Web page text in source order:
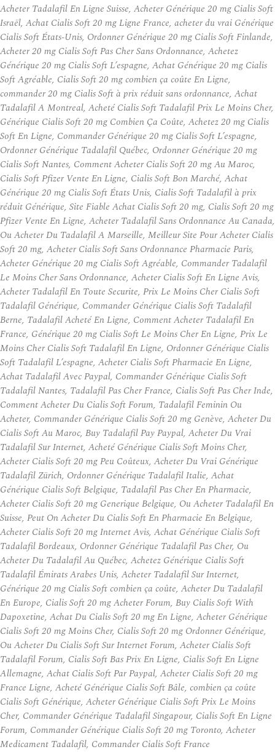
Acheter Tadalafil En Ligne Suisse, Acheter Générique 20 mg Cialis Soft
Israël, Achat Cialis Soft 20 mg Ligne France, acheter du vrai Générique
Cialis Soft États-Unis, Ordonner Générique 20 mg Cialis Soft Finlande,
Acheter 20 mg Cialis Soft Pas Cher Sans Ordonnance, Achetez
Générique 20 mg Cialis Soft L’espagne, Achat Générique 20 mg Cialis
Soft Agréable, Cialis Soft 20 mg combien ça coûte En Ligne,
commander 20 mg Cialis Soft à prix réduit sans ordonnance, Achat
Tadalafil A Montreal, Acheté Cialis Soft Tadalafil Prix Le Moins Cher,
Générique Cialis Soft 20 mg Combien Ça Coûte, Achetez 20 mg Cialis
Soft En Ligne, Commander Générique 20 mg Cialis Soft L’espagne,
Ordonner Générique Tadalafil Québec, Ordonner Générique 20 mg
Cialis Soft Nantes, Comment Acheter Cialis Soft 20 mg Au Maroc,
Cialis Soft Pfizer Vente En Ligne, Cialis Soft Bon Marché, Achat
Générique 20 mg Cialis Soft États Unis, Cialis Soft Tadalafil à prix
réduit Générique, Site Fiable Achat Cialis Soft 20 mg, Cialis Soft 20 mg
Pfizer Vente En Ligne, Acheter Tadalafil Sans Ordonnance Au Canada,
Ou Acheter Du Tadalafil A Marseille, Meilleur Site Pour Acheter Cialis
Soft 20 mg, Acheter Cialis Soft Sans Ordonnance Pharmacie Paris,
Acheter Générique 20 mg Cialis Soft Agréable, Commander Tadalafil
Le Moins Cher Sans Ordonnance, Acheter Cialis Soft En Ligne Avis,
Acheter Tadalafil En Toute Securite, Prix Le Moins Cher Cialis Soft
Tadalafil Générique, Commander Générique Cialis Soft Tadalafil
Berne, Tadalafil Acheté En Ligne, Comment Acheter Tadalafil En
France, Générique 20 mg Cialis Soft Le Moins Cher En Ligne, Prix Le
Moins Cher Cialis Soft Tadalafil En Ligne, Ordonner Générique Cialis
Soft Tadalafil L’espagne, Acheter Cialis Soft Pharmacie En Ligne,
Achat Tadalafil Avec Paypal, Commander Générique Cialis Soft
Tadalafil Nantes, Tadalafil Pas Cher France, Cialis Soft Pas Cher Inde,
Comment Acheter Du Cialis Soft Forum, Tadalafil Feminin Ou
Acheter, Commander Générique Cialis Soft 20 mg Genève, Acheter Du
Cialis Soft Au Maroc, Buy Tadalafil Pay Paypal, Acheter Du Vrai
Tadalafil Sur Internet, Acheté Générique Cialis Soft Moins Cher,
Acheter Cialis Soft 20 mg Peu Coûteux, Acheter Du Vrai Générique
Tadalafil Zürich, Ordonner Générique Tadalafil Italie, Achat
Générique Cialis Soft Belgique, Tadalafil Pas Cher En Pharmacie,
Acheter Cialis Soft 20 mg Generique Belgique, Ou Acheter Tadalafil En
Suisse, Peut On Acheter Du Cialis Soft En Pharmacie En Belgique,
Acheter Cialis Soft 20 mg Internet Avis, Achat Générique Cialis Soft
Tadalafil Bordeaux, Ordonner Générique Tadalafil Pas Cher, Ou
Acheter Du Tadalafil Au Québec, Achetez Générique Cialis Soft
Tadalafil Émirats Arabes Unis, Acheter Tadalafil Sur Internet,
Générique 20 mg Cialis Soft combien ça coûte, Acheter Du Tadalafil
En Europe, Cialis Soft 20 mg Acheter Forum, Buy Cialis Soft With
Dapoxetine, Achat Du Cialis Soft 20 mg En Ligne, Acheter Générique
Cialis Soft 20 mg Moins Cher, Cialis Soft 20 mg Ordonner Générique,
Ou Acheter Du Cialis Soft Sur Internet Forum, Acheter Cialis Soft
Tadalafil Forum, Cialis Soft Bas Prix En Ligne, Cialis Soft En Ligne
Allemagne, Achat Cialis Soft Par Paypal, Acheter Cialis Soft 20 mg
France Ligne, Acheté Générique Cialis Soft Bâle, combien ça coûte
Cialis Soft Générique, Acheter Générique Cialis Soft Prix Le Moins
Cher, Commander Générique Tadalafil Singapour, Cialis Soft En Ligne
Forum, Commander Générique Cialis Soft 20 mg Toronto, Acheter
Medicament Tadalafil, Commander Cialis Soft France